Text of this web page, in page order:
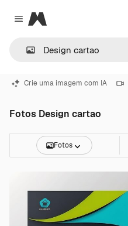
Close menu
Magnific
Crie uma imagem com IA
Fotos Design cartao
Fotos